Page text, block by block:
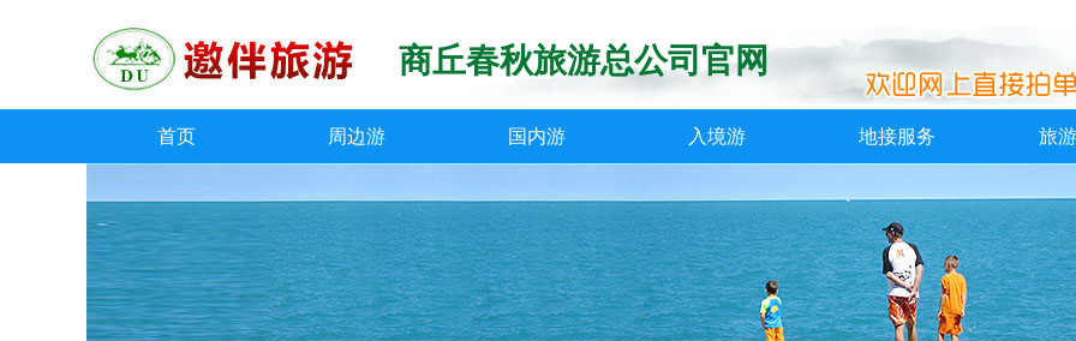
商丘春秋旅游总公司官网
首页 周边游 国内游 入境游 地接服务 旅